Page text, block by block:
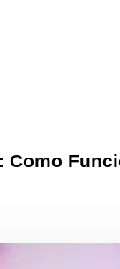
Como